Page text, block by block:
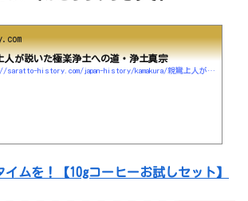
人が説いた極楽浄土への道・浄土真宗
https://saratto-history.com/japan-history/kamakura/親鸞上人が説いた極楽浄土への道・浄土真宗
ムを！【10gコーヒーお試しセット】